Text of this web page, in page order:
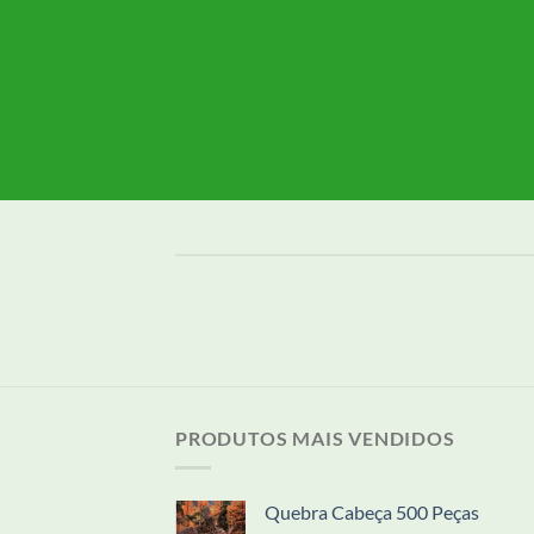
PRODUTOS MAIS VENDIDOS
Quebra Cabeça 500 Peças